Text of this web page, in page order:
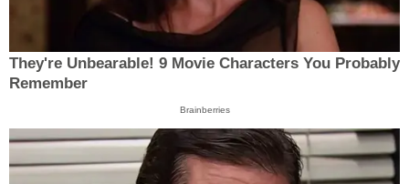
They're Unbearable! 9 Movie Characters You Probably
Remember
Brainberries